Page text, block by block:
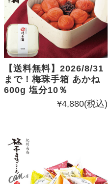
【送料無料】2026/8/31
まで！梅珠手箱 あかね
600g 塩分10％
¥4,880(税込)